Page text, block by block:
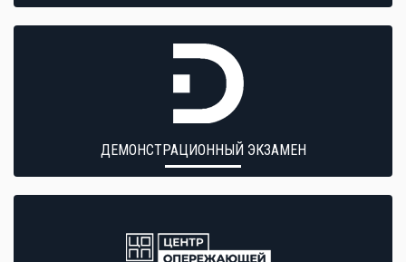
ДЕМОНСТРАЦИОННЫЙ ЭКЗАМЕН